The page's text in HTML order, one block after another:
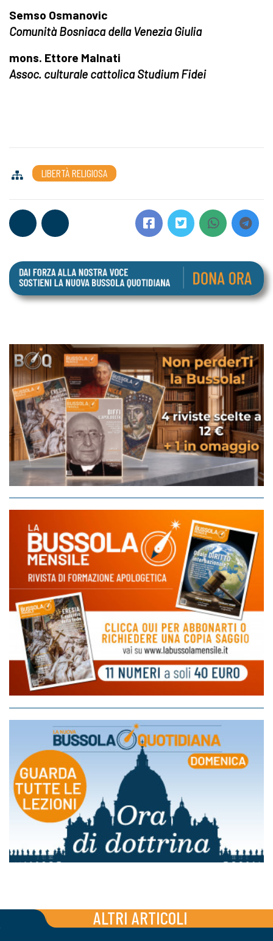
Semso Osmanovic
Comunità Bosniaca della Venezia Giulia
mons. Ettore Malnati
Assoc. culturale cattolica Studium Fidei
LIBERTÀ RELIGIOSA
ALTRI ARTICOLI